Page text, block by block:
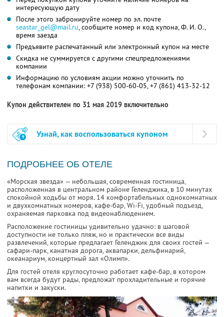
интересующую дату
После этого забронируйте номер по эл. почте
seastar_gel@mail.ru,сообщите номер и код купона,Ф. И. О.,
время заезда
Предъявите распечатанный или электронный купон на месте
Скидка не суммируется с другими спецпредложениями
компании
Информацию по условиям акции можно уточнить по
телефонам компании: +7 (938) 500-60-05, +7 (861) 413-32-12
Купон действителен по 31 мая 2019 включительно
Узнай, как воспользоваться купоном
ПОДРОБНЕЕ ОБ ОТЕЛЕ
«Морская звезда» — небольшая, современная гостиница,
расположенная в центральном районе Геленджика, в 10 минутах
спокойной ходьбы от моря. 14 комфортабельных однокомнатных
и двухкомнатных номеров, кафе-бар, Wi-Fi, удобный подъезд,
охраняемая парковка под видеонаблюдением.
Расположение гостиницы удивительно удачно: в шаговой
доступности не только пляж, но и практически все виды
развлечений, которые предлагает Геленджик для своих гостей —
сафари-парк, канатная дорога, аквапарки, дельфинарий,
океанариум, концертный зал «Олимп».
Для гостей отеля круглосуточно работает кафе-бар, в котором
вам всегда будут рады, предложат прохладительные и горячие
напитки и закуски.